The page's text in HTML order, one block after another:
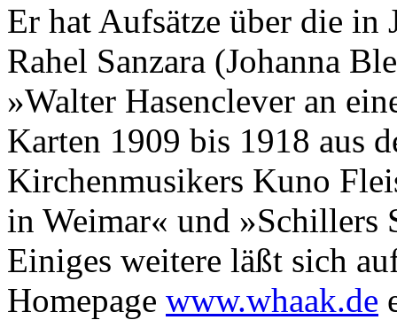
Er hat Aufsätze über die in
Rahel Sanzara (Johanna
»Walter Hasenclever an
Karten 1909 bis 1918 aus
Kirchenmusikers Kuno
in Weimar« und »Schillers
Einiges weitere läßt sich
Homepage www.whaak.de